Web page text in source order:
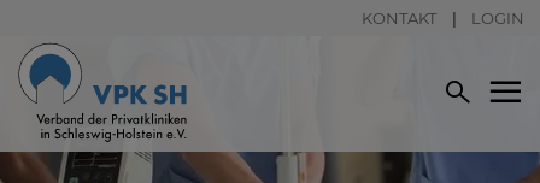
KONTAKT LOGIN